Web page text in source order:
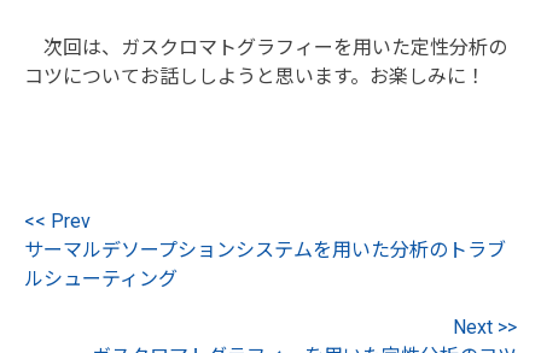
次回は、ガスクロマトグラフィーを用いた定性分析の
コツについてお話ししようと思います。お楽しみに！
<< Prev
サーマルデソープションシステムを用いた分析のトラブ
ルシューティング
Next >>